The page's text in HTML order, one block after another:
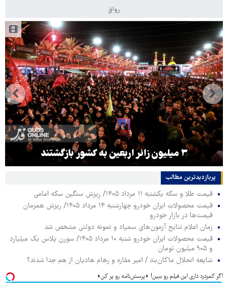
رواق
۳ میلیون زائر اربعین به کشور بازگشتند
پربازدیدترین‌ مطالب
قیمت طلا و سکه یکشنبه ۱۱ مرداد ۱۴۰۵/ ریزش سنگین سکه امامی
قیمت محصولات ایران خودرو چهارشنبه ۱۴ مرداد ۱۴۰۵/ ریزش همزمان
قیمت‌ها در بازار خودرو
زمان اعلام نتایج آزمون‌های سمپاد و نمونه دولتی مشخص شد
قیمت محصولات ایران خودرو شنبه ۱۰ مرداد ۱۴۰۵/ سورن پلاس یک میلیارد
و ۹۰۵ میلیون تومان
شایعه انحلال ماکان‌بند / امیر مقاره و رهام هادیان از هم جدا شدند؟
اگر کمردرد داری این فیلم رو ببین! ◗پرسش‌نامه رو پر کن◖